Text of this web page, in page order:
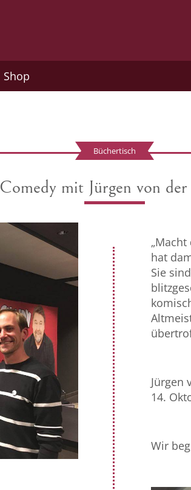
Shop
Büchertisch
Comedy mit Jürgen von
„Macht
hat
Sie
Jürgen
14.
Wir